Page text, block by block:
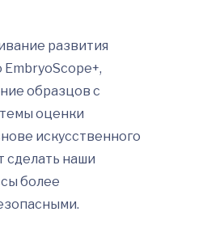
развития
образцов с
оценки
искусственного
сделать наши
более